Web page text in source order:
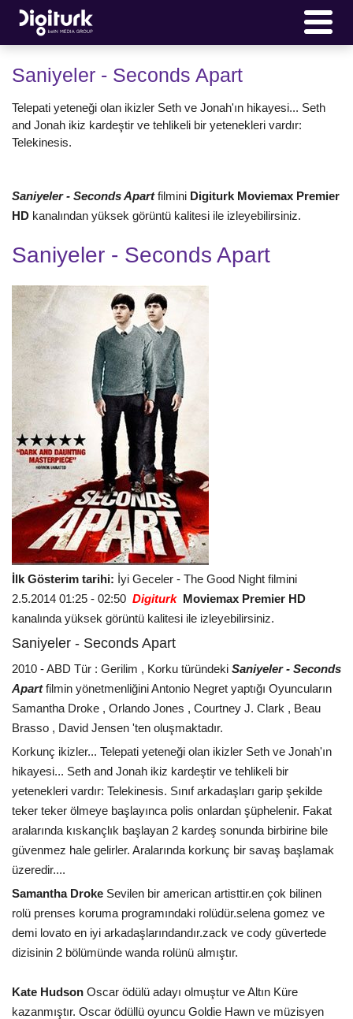
Saniyeler - Seconds Apart
Telepati yeteneği olan ikizler Seth ve Jonah'ın hikayesi... Seth
and Jonah ikiz kardeştir ve tehlikeli bir yetenekleri vardır:
Telekinesis.
Saniyeler - Seconds Apartfilmini Digiturk Moviemax Premier
HD kanalından yüksek görüntü kalitesi ile izleyebilirsiniz.
Saniyeler - Seconds Apart
İlk Gösterim tarihi: İyi Geceler - The Good Night filmini
2.5.2014 01:25 - 02:50 Digiturk Moviemax Premier HD
kanalında yüksek görüntü kalitesi ile izleyebilirsiniz.
Saniyeler - Seconds Apart
2010 - ABD Tür : Gerilim , Korku türündeki Saniyeler - Seconds
Apartfilmin yönetmenliğini Antonio Negret yaptığı Oyuncuların
Samantha Droke , Orlando Jones , Courtney J. Clark , Beau
Brasso , David Jensen 'ten oluşmaktadır.
Korkunç ikizler... Telepati yeteneği olan ikizler Seth ve Jonah'ın
hikayesi... Seth and Jonah ikiz kardeştir ve tehlikeli bir
yetenekleri vardır: Telekinesis. Sınıf arkadaşları garip şekilde
teker teker ölmeye başlayınca polis onlardan şüphelenir. Fakat
aralarında kıskançlık başlayan 2 kardeş sonunda birbirine bile
güvenmez hale gelirler. Aralarında korkunç bir savaş başlamak
üzeredir....
Samantha Droke Sevilen bir american artisttir.en çok bilinen
rolü prenses koruma programındaki rolüdür.selena gomez ve
demi lovato en iyi arkadaşlarındandır.zack ve cody güvertede
dizisinin 2 bölümünde wanda rolünü almıştır.
Kate Hudson Oscar ödülü adayı olmuştur ve Altın Küre
kazanmıştır. Oscar ödüllü oyuncu Goldie Hawn ve müzisyen